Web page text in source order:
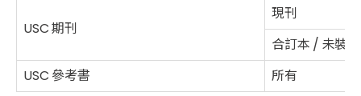
USC 期刊
現刊
合訂本 / 未裝釘
USC 參考書
所有